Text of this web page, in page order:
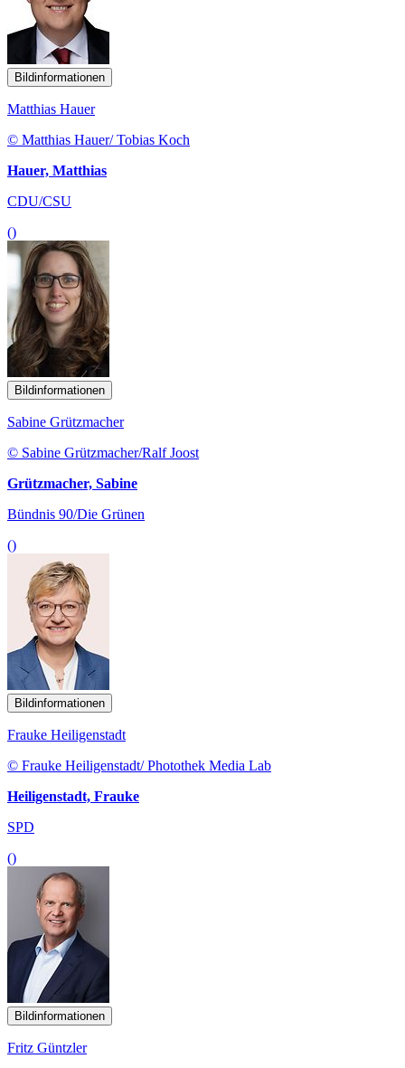
Bildinformationen
Matthias Hauer
© Matthias Hauer/ Tobias Koch
Hauer, Matthias
CDU/CSU
()
Bildinformationen
Sabine Grützmacher
© Sabine Grützmacher/Ralf Joost
Grützmacher, Sabine
Bündnis 90/Die Grünen
()
Bildinformationen
Frauke Heiligenstadt
© Frauke Heiligenstadt/ Photothek Media Lab
Heiligenstadt, Frauke
SPD
()
Bildinformationen
Fritz Güntzler